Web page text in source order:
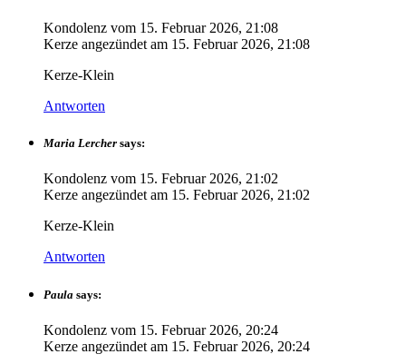
Kondolenz vom 15. Februar 2026, 21:08
Kerze angezündet am 15. Februar 2026, 21:08
Kerze-Klein
Antworten
Maria Lercher says:
Kondolenz vom 15. Februar 2026, 21:02
Kerze angezündet am 15. Februar 2026, 21:02
Kerze-Klein
Antworten
Paula says:
Kondolenz vom 15. Februar 2026, 20:24
Kerze angezündet am 15. Februar 2026, 20:24